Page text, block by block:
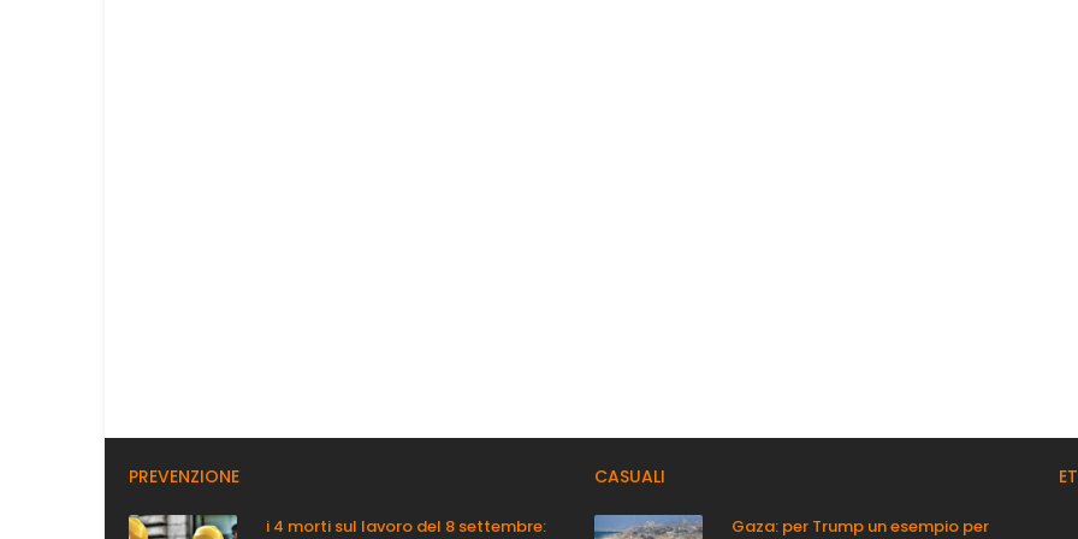
PREVENZIONE
i 4 morti sul lavoro del 8 settembre:
CASUALI
Gaza: per Trump un esempio per